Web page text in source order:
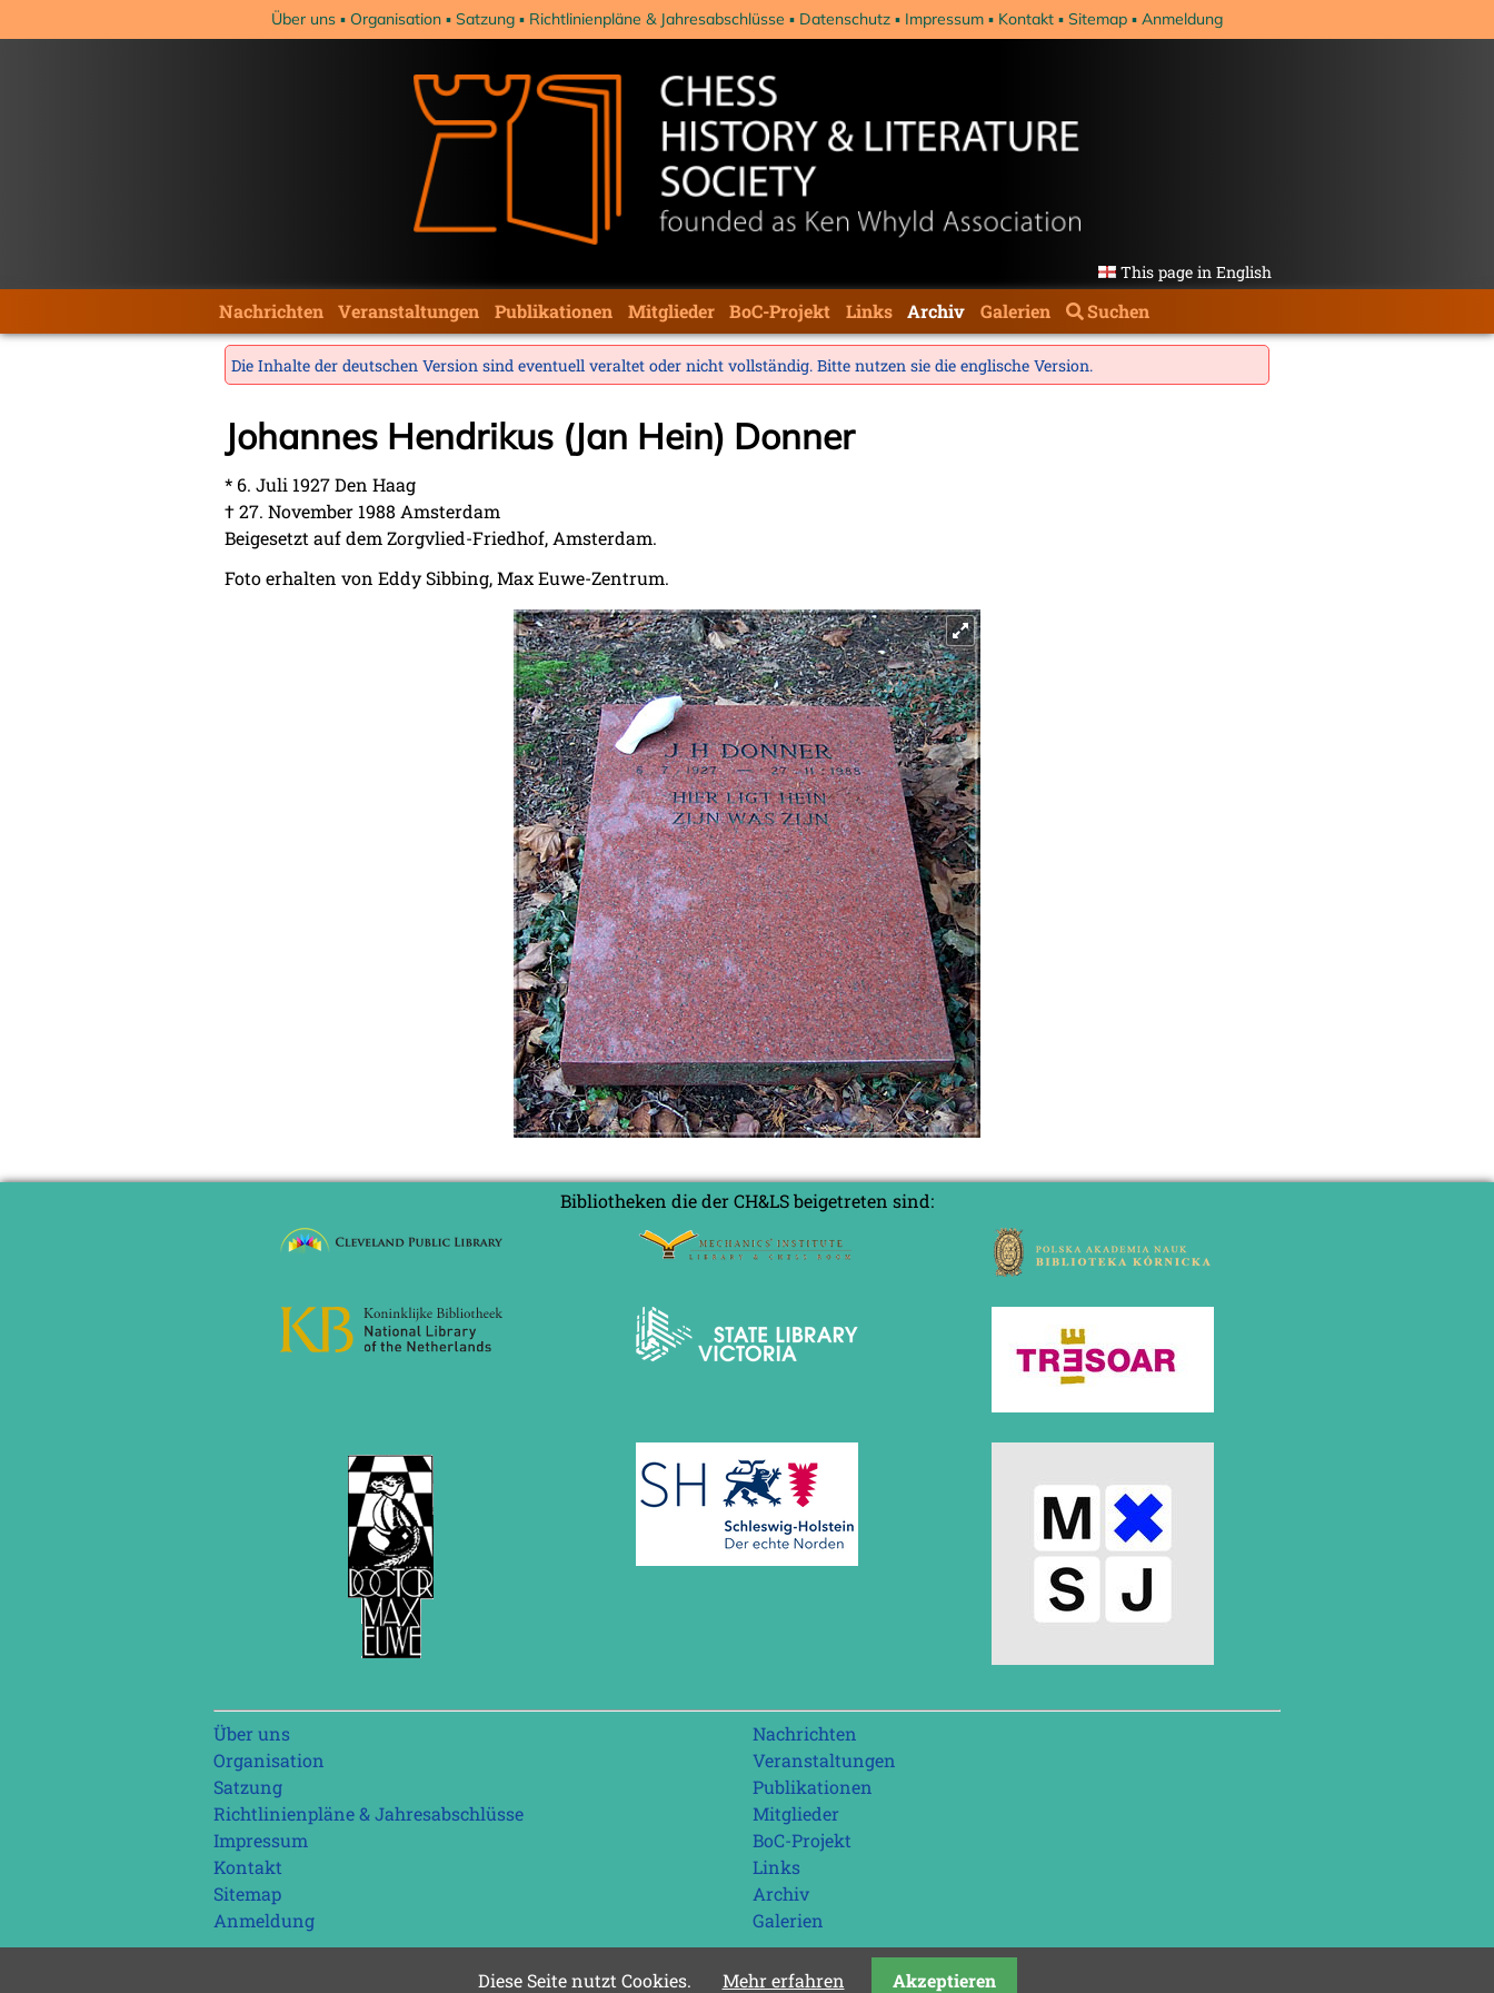
Über uns Organisation Satzung Richtlinienpläne & Jahresabschlüsse Datenschutz Impressum Kontakt Sitemap Anmeldung
This page in English
überspringen
Nachrichten Veranstaltungen Publikationen Mitglieder BoC-Projekt Links Archiv Galerien Suchen
Die Inhalte der deutschen Version sind eventuell veraltet oder nicht vollständig. Bitte nutzen sie die englische Version.
Johannes Hendrikus (Jan Hein) Donner
* 6. Juli 1927 Den Haag
† 27. November 1988 Amsterdam
Beigesetzt auf dem Zorgvlied-Friedhof, Amsterdam.
Foto erhalten von Eddy Sibbing, Max Euwe-Zentrum.
Bibliotheken die der CH&LS beigetreten sind:
Navigation
überspringen
Über uns
Organisation
Satzung
Richtlinienpläne & Jahresabschlüsse
Impressum
Kontakt
Sitemap
Anmeldung
Navigation
überspringen
Nachrichten
Veranstaltungen
Publikationen
Mitglieder
BoC-Projekt
Links
Archiv
Galerien
Letzte Aktualisierung: 08.08.2026
Diese Seite nutzt Cookies. Mehr erfahren Akzeptieren